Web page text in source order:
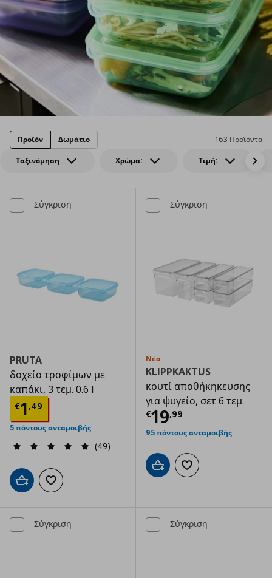
Ταξινόμηση Χρώμα: Τιμή:
163 Προϊόντα
Προϊόν Δωμάτιο
Σύγκριση
PRUTA
δοχείο τροφίμων με
καπάκι, 3 τεμ. 0.6 l
€1,49
Τρέχουσα τιμή € 1,49
5 πόντους ανταμοιβής
(49)
Προσθήκη στο καλάθι
Προσθήκη στα αγαπημένα
Σύγκριση
Νέο
KLIPPKAKTUS
κουτί αποθήκηκευσης
για ψυγείο, σετ 6 τεμ.
€19,99
Τρέχουσα
95 πόντους ανταμοιβής
Προσθήκη στο καλάθι
Προσθήκη στα
Σύγκριση Σύγκριση